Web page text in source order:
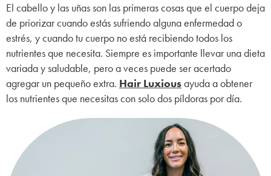
El cabello y las uñas son las primeras cosas que el cuerpo deja
de priorizar cuando estás sufriendo alguna enfermedad o
estrés, y cuando tu cuerpo no está recibiendo todos los
nutrientes que necesita. Siempre es importante llevar una dieta
variada y saludable, pero a veces puede ser acertado
agregar un pequeño extra. Hair Luxiousayuda a obtener
los nutrientes que necesitas con solo dos píldoras por día.